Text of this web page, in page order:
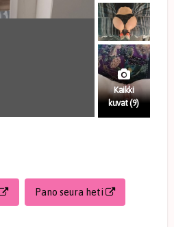
Kaikki
kuvat (9)
Pano seura heti